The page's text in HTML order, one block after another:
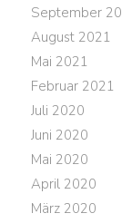
September
August 2021
Mai 2021
Februar 2021
Juli 2020
Juni 2020
Mai 2020
April 2020
März 2020